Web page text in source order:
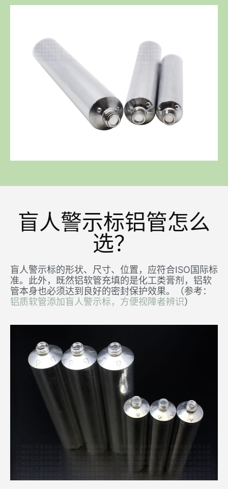
盲人警示标铝管怎么
选？
盲人警示标的形状、尺寸、位置，应符合ISO国际标
准。此外，既然铝软管充填的是化工类膏剂，铝软
管本身也必须达到良好的密封保护效果。（参考：
铝质软管添加盲人警示标，方便视障者辨识）